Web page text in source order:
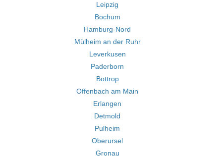
Leipzig
Bochum
Hamburg-Nord
Mülheim an der Ruhr
Leverkusen
Paderborn
Bottrop
Offenbach am Main
Erlangen
Detmold
Pulheim
Oberursel
Gronau